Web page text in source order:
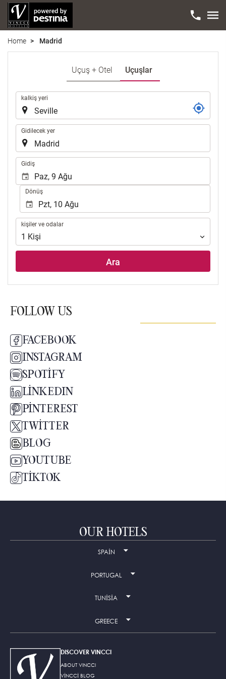
Home Madrid
Uçuş + Otel Uçuşlar
Yolculuk
kalkiş yeri
Gidilecek yer
Gidiş
Dönüş
kişiler
ve
odalar
kişiler ve odalar
1 Kişi
Ara
FOLLOW US
FACEBOOK
INSTAGRAM
SPOTIFY
LINKEDIN
PINTEREST
TWITTER
BLOG
YOUTUBE
TIKTOK
OUR HOTELS
SPAIN
PORTUGAL
TUNISIA
GREECE
DISCOVER VINCCI
ABOUT VINCCI
VINCCI BLOG